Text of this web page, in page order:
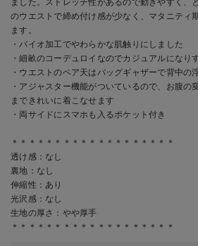
のウエストで締め付け感が少なく、マタニティ
ます。
・バイオ加工でやわらかな肌触りにしました
・細畝のコーデュロイなのでカジュアルになり
・ウエストのベア天はバッグギャザーで背中の
・アジャスター機能がついているので、お腹の
まできれいに着こなせます
・両サイドにスマホも入るポケット付き
＊＊＊＊＊＊＊＊＊＊＊＊＊＊＊＊＊＊＊
透け感：なし
裏地：なし
伸縮性：あり
光沢感：なし
生地の厚さ：やや厚手
＊＊＊＊＊＊＊＊＊＊＊＊＊＊＊＊＊＊＊